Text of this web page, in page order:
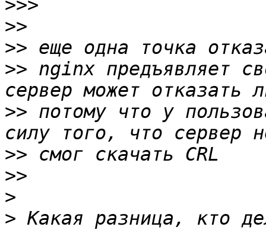
>>>
>>
>>
>> nginx предъявляет
>> потому что у
>>
>>
>
> Какая разница, кто